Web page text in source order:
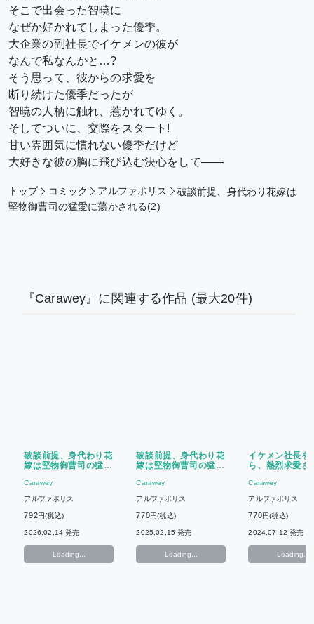
そこで出会った智暁に
なぜか好かれてしまった優季。
大企業の副社長でイケメンの彼が
なんで私なんかと…?
そう思って、彼からの求愛を
断り続けた優季だったが
智暁の人柄に触れ、惹かれてゆく。
そしてついに、交際をスタート!
甘い雰囲気に慣れない優季だけど
大好きな彼の胸に飛び込む決心をして――
トップ コミック アルファポリス
破談前提、身代わり花嫁は
堅物御曹司の猛愛に蕩かされる(2)
『Carawey』に関連する作品 (最大20件)
破談前提、身代わり花
嫁は堅物御曹司の猛愛
Carawey
アルファポリス
792円(税込)
2026.02.14 発売
Loading...
破談前提、身代わり花
嫁は堅物御曹司の猛愛
Carawey
アルファポリス
770円(税込)
2025.02.15 発売
Loading...
イケメン社長を
ら、熱烈求愛さ
Carawey
アルファポリス
770円(税込)
2024.07.12 発売
Loading...